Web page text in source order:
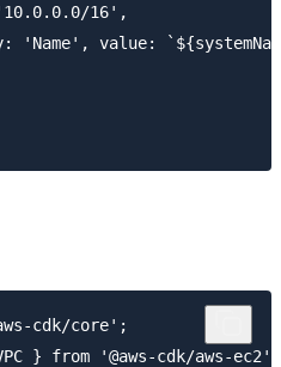
16',
'Name', value:
cdk/core';
} from '@aws-cdk/aws-ec2';